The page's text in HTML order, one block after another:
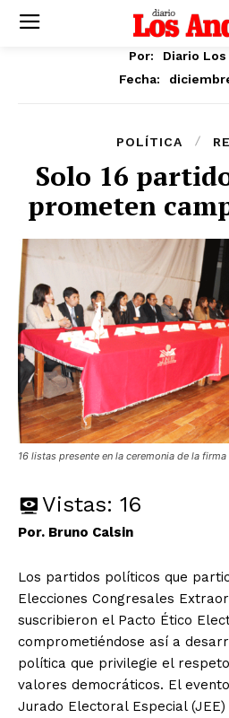
Por:
Diario Los
Fecha:
POLÍTICA
Solo 16
prometen
16 listas presente en la ceremonia de la
Vistas: 16
Por. Bruno Calsin
Los partidos políticos que
Elecciones Congresales
suscribieron el Pacto Ético
comprometiéndose así a
política que privilegie el
valores democráticos. El
Jurado Electoral Especial